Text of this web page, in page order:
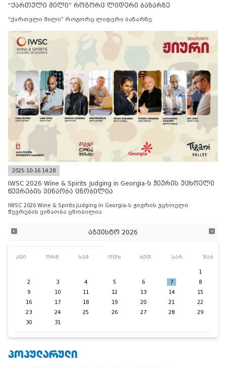
“ქართული მილი” როგორც ლიდერი ბაზარზე
“ქართული მილი” როგორც ლიდერი ბაზარზე
2025-10-16 14:28
IWSC 2026 Wine & Spirits Judging in Georgia-ს ჟიურის უცხოელი
წევრების ვინაობა ცნობილია
IWSC 2026 Wine & Spirits Judging in Georgia-ს ჟიურის უცხოელი
წევრების ვინაობა ცნობილია
აგვისტო 2026
კვი ორშ სამ ოთხ ხუთ პარ შაბ
1
2
3 4 5 6 7
8
9
10 11 12 13 14
15
16
17 18 19 20 21
22
23
24 25 26 27 28
29
30
31
ᲞᲝᲞᲣᲚᲐᲠᲣᲚᲘ